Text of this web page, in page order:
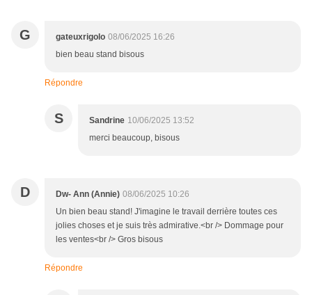
G gateuxrigolo 08/06/2025 16:26
bien beau stand bisous
Répondre
S Sandrine 10/06/2025 13:52
merci beaucoup, bisous
D Dw- Ann (Annie) 08/06/2025 10:26
Un bien beau stand! J'imagine le travail derrière toutes ces
jolies choses et je suis très admirative.<br /> Dommage pour
les ventes<br /> Gros bisous
Répondre